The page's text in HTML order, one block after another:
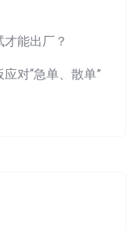
能出厂？
对“急单、散单”